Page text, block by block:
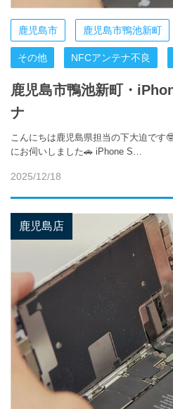
鹿児島市 鹿児島市鴨池新町
その他 NFCアンテナ不良
鹿児島市鴨池新町・
ナ
こんにちは鹿児島県担当の下大迫です
にお伺いしました🚗 iPhone S…
2025/12/18
鹿児島店